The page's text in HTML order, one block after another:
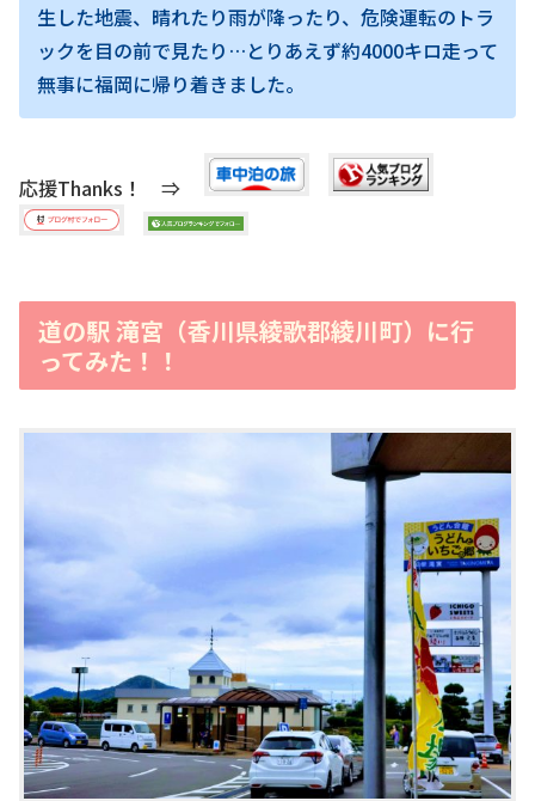
生した地震、晴れたり雨が降ったり、危険運転のトラ
ックを目の前で見たり…とりあえず約4000キロ走って
無事に福岡に帰り着きました。
応援Thanks！ ⇒
道の駅 滝宮（香川県綾歌郡綾川町）に行
ってみた！！